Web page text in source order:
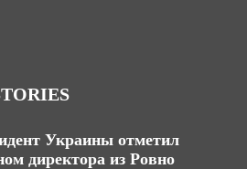
Украины отметил
директора из Ровно